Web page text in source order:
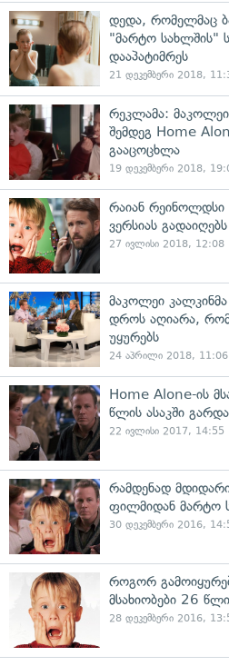
დედა, რომელმაც
"მარტო სახლშის"
დააპატიმრეს
21 დეკემბერი 2018,
რეკლამა:
შემდეგ Home
გააცოცხლა
19 დეკემბერი 2018,
რაიან
ვერსიას გადაიღებს
27 ივლისი 2018, 12:08
მაკოლეი
დროს აღიარა,
უყურებს
24 აპრილი 2018, 11:06
Home Alone-ის
წლის ასაკში
22 ივლისი 2017, 14:55
რამდენად
ფილმიდან მარტო
30 დეკემბერი 2016,
როგორ
მსახიობები 26
28 დეკემბერი 2016,